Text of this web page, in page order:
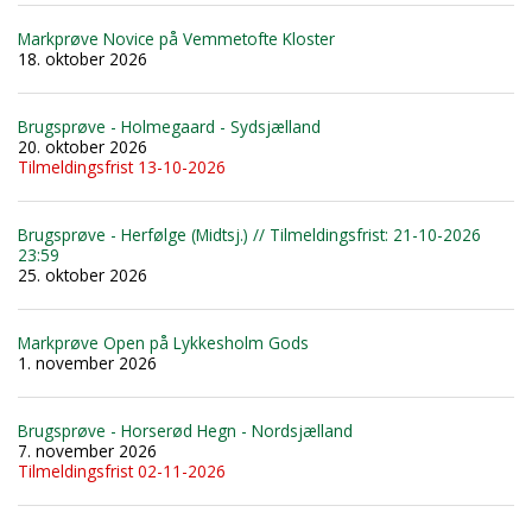
Markprøve Novice på Vemmetofte Kloster
18. oktober 2026
Brugsprøve - Holmegaard - Sydsjælland
20. oktober 2026
Tilmeldingsfrist 13-10-2026
Brugsprøve - Herfølge (Midtsj.) // Tilmeldingsfrist: 21-10-2026
23:59
25. oktober 2026
Markprøve Open på Lykkesholm Gods
1. november 2026
Brugsprøve - Horserød Hegn - Nordsjælland
7. november 2026
Tilmeldingsfrist 02-11-2026